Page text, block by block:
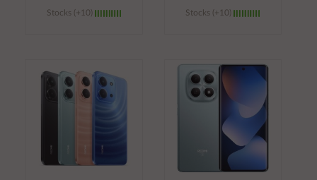
Stocks (+10)
carrito
Stocks (+10)
carrito